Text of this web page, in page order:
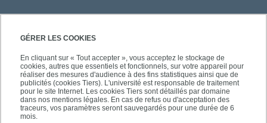
GÉRER LES COOKIES
En cliquant sur « Tout accepter », vous acceptez le stockage de
cookies, autres que essentiels et fonctionnels, sur votre appareil pour
réaliser des mesures d'audience à des fins statistiques ainsi que de
publicités (cookies Tiers). L'université est responsable de traitement
pour le site Internet. Les cookies Tiers sont détaillés par domaine
dans nos mentions légales. En cas de refus ou d'acceptation des
traceurs, vos paramètres seront sauvegardés pour une durée de 6
mois.
PRATIQUE
NOS FORMATIONS